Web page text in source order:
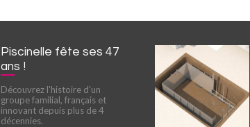
Piscinelle fête ses 47
ans !
Découvrez l'histoire d'un
groupe familial, français et
innovant depuis plus de 4
décennies.